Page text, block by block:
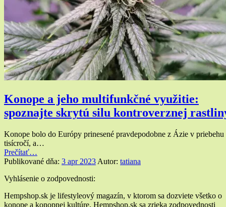
Konope a jeho multifunkčné využitie:
spoznajte skrytú silu kontroverznej
Konope bolo do Európy prinesené pravdepodobne z Ázie v priebehu
tisícročí, a…
Prečítať“Konope
a
multifunkčné
spoznajte
…
Publikované dňa: 3 apr 2023 Autor: tatiana
Widgety
v
Vyhlásenie o zodpovednosti:
Hempshop.sk je lifestyleový magazín, v ktorom sa dozviete všetko o
konope a konopnej kultúre. Hempshop.sk sa zrieka zodpovednosti